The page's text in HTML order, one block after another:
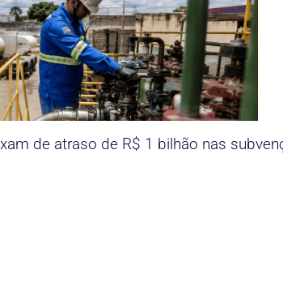
de atraso de R$ 1 bilhão nas